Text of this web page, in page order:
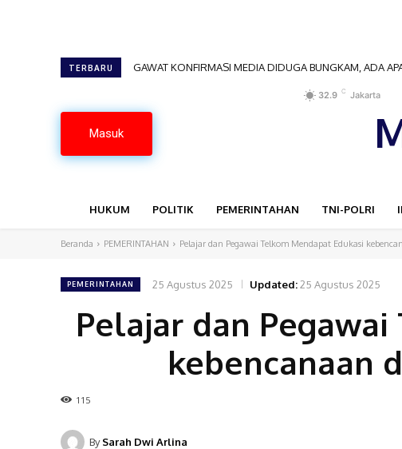
TERBARU GAWAT KONFIRMASI MEDIA DIDUGA BUNGKAM, ADA
Masuk
32.9 C Jakarta
HUKUM POLITIK PEMERINTAHAN TNI-POLRI
Beranda PEMERINTAHAN Pelajar dan Pegawai Telkom Mendapat Edukasi
PEMERINTAHAN 25 Agustus 2025 Updated:25 Agustus 2025
Pelajar dan
kebencanaan
115
By Sarah Dwi Arlina